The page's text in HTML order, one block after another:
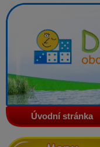
Domino -
Úvodní stránka
Menu